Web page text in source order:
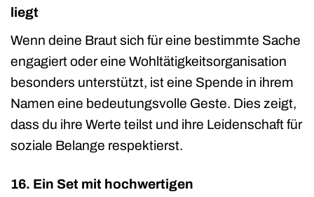
liegt
Wenn deine Braut sich für eine bestimmte Sache
engagiert oder eine Wohltätigkeitsorganisation
besonders unterstützt, ist eine Spende in ihrem
Namen eine bedeutungsvolle Geste. Dies zeigt,
dass du ihre Werte teilst und ihre Leidenschaft für
soziale Belange respektierst.
16. Ein Set mit hochwertigen